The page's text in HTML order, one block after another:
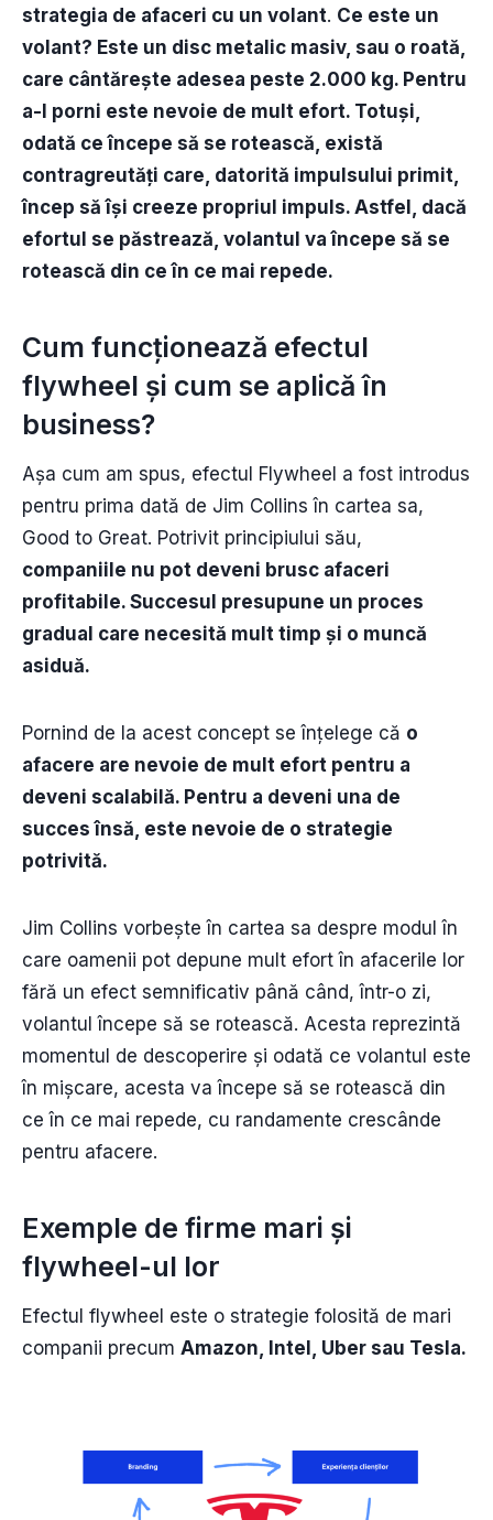
strategia de afaceri cu un volant. Ce este un
volant? Este un disc metalic masiv, sau o roată,
care cântărește adesea peste 2.000 kg. Pentru
a-l porni este nevoie de mult efort. Totuși,
odată ce începe să se rotească, există
contragreutăți care, datorită impulsului primit,
încep să își creeze propriul impuls. Astfel, dacă
efortul se păstrează, volantul va începe să se
rotească din ce în ce mai repede.
Cum funcționează efectul
flywheel și cum se aplică în
business?
Așa cum am spus, efectul Flywheel a fost introdus
pentru prima dată de Jim Collins în cartea sa,
Good to Great. Potrivit principiului său,
companiile nu pot deveni brusc afaceri
profitabile. Succesul presupune un proces
gradual care necesită mult timp și o muncă
asiduă.
Pornind de la acest concept se înțelege că o
afacere are nevoie de mult efort pentru a
deveni scalabilă. Pentru a deveni una de
succes însă, este nevoie de o strategie
potrivită.
Jim Collins vorbește în cartea sa despre modul în
care oamenii pot depune mult efort în afacerile lor
fără un efect semnificativ până când, într-o zi,
volantul începe să se rotească. Acesta reprezintă
momentul de descoperire și odată ce volantul este
în mișcare, acesta va începe să se rotească din
ce în ce mai repede, cu randamente crescânde
pentru afacere.
Exemple de firme mari și
flywheel-ul lor
Efectul flywheel este o strategie folosită de mari
companii precum Amazon, Intel, Uber sau Tesla.